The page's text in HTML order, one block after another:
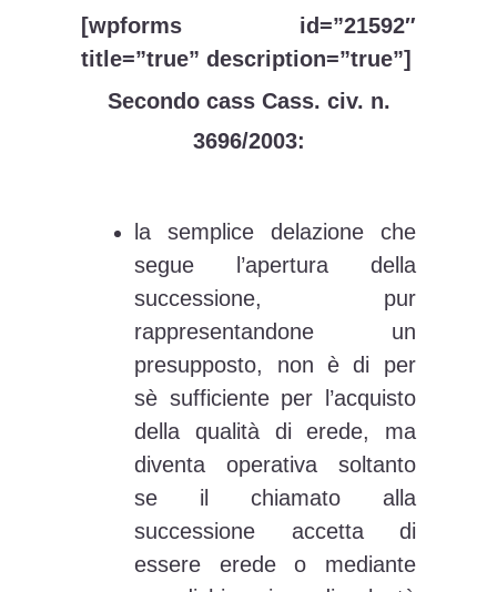
[wpforms id=”21592″
title=”true” description=”true”]
Secondo cass Cass. civ. n.
3696/2003:
la semplice delazione che
segue l’apertura della
successione, pur
rappresentandone un
presupposto, non è di per
sè sufficiente per l’acquisto
della qualità di erede, ma
diventa operativa soltanto
se il chiamato alla
successione accetta di
essere erede o mediante